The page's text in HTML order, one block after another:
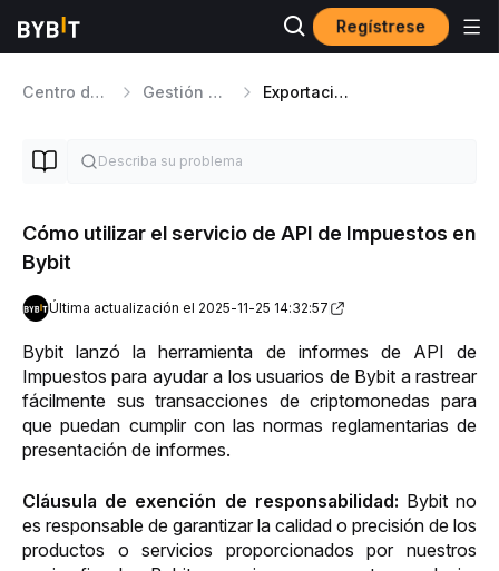
Regístrese
Centro de ayuda Gestión de cuentas Exportación de Datos
Cómo utilizar el servicio de API de Impuestos en
Bybit
Última actualización el 2025-11-25 14:32:57
Bybit lanzó la herramienta de informes de API de
Impuestos para ayudar a los usuarios de Bybit a rastrear
fácilmente sus transacciones de criptomonedas para
que puedan cumplir con las normas reglamentarias de
presentación de informes.
Cláusula de exención de responsabilidad: Bybit no
es responsable de garantizar la calidad o precisión de los
productos o servicios proporcionados por nuestros